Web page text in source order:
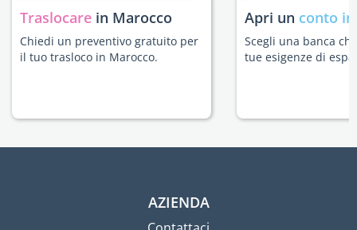
Traslocare in Marocco
Chiedi un preventivo gratuito per
il tuo trasloco in Marocco.
Apri un conto
Scegli una banca
tue esigenze di
AZIENDA